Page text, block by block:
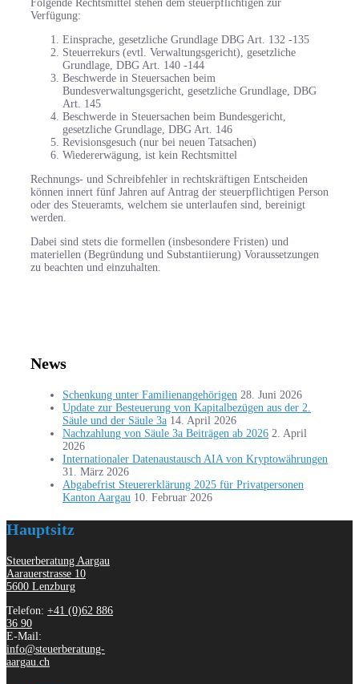
Folgende Rechtsmittel stehen dem steuerpflichtigen zur
Verfügung:
Einsprache, gesetzliche Grundlage DBG Art. 132 -135
Steuerrekurs (evtl. Verwaltungsgericht), gesetzliche
Grundlage, DBG Art. 140 -144
Beschwerde in Steuersachen beim
Bundesverwaltungsgericht, gesetzliche Grundlage, DBG
Art. 145
Beschwerde in Steuersachen beim Bundesgericht,
gesetzliche Grundlage, DBG Art. 146
Revisionsgesuch (nur bei neuen Tatsachen)
Wiedererwägung, ist kein Rechtsmittel
Rechnungs- und Schreibfehler in rechtskräftigen Entscheiden
können innert fünf Jahren auf Antrag der steuerpflichtigen Person
oder des Steueramts, welchem sie unterlaufen sind, bereinigt
werden.
Dabei sind stets die formellen (insbesondere Fristen) und
materiellen (Begründung und Substantiierung) Voraussetzungen
zu beachten und einzuhalten.
News
Schenkung unter Familienangehörigen 28. Juni 2026
Update zur Besteuerung von Kapitalbezügen aus der 2.
Säule und der Säule 3a 14. April 2026
Nachzahlung von Säule 3a Beiträgen ab 2026 2. April
2026
Internationaler Datenaustausch AIA von Kryptowährungen
31. März 2026
Abgabefrist Steuererklärung 2025 für Privatpersonen
Kanton Aargau 10. Februar 2026
Hauptsitz
Steuerberatung Aargau
Aarauerstrasse 10
5600 Lenzburg
Telefon: +41 (0)62 886
36 90
E-Mail:
info@steuerberatung-
aargau.ch